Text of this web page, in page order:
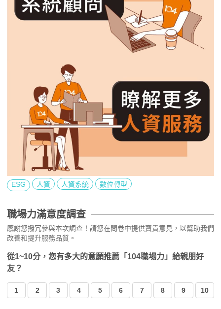
ESG 人資 人資系統 數位轉型
職場力滿意度調查
感謝您撥冗參與本次調查！請您在問卷中提供寶貴意見，以幫助我們
改善和提升服務品質。
從1~10分，您有多大的意願推薦「104職場力」給親朋好
友？
1 2 3 4 5 6 7 8 9 10